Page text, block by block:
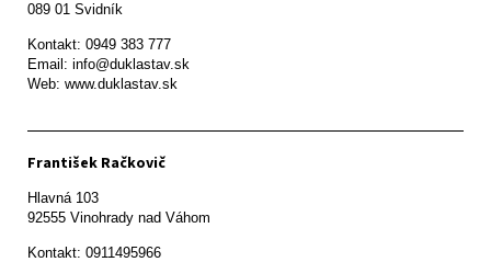
089 01 Svidník
Kontakt: 0949 383 777
Email: info@duklastav.sk
Web: www.duklastav.sk
František Račkovič
Hlavná 103
92555 Vinohrady nad Váhom
Kontakt: 0911495966